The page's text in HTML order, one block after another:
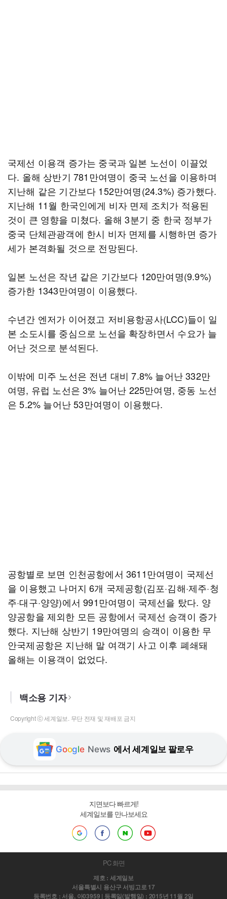
국제선 이용객 증가는 중국과 일본 노선이 이끌었
다. 올해 상반기 781만여명이 중국 노선을 이용하며
지난해 같은 기간보다 152만여명(24.3%) 증가했다.
지난해 11월 한국인에게 비자 면제 조치가 적용된
것이 큰 영향을 미쳤다. 올해 3분기 중 한국 정부가
중국 단체관광객에 한시 비자 면제를 시행하면 증가
세가 본격화될 것으로 전망된다.
일본 노선은 작년 같은 기간보다 120만여명(9.9%)
증가한 1343만여명이 이용했다.
수년간 엔저가 이어졌고 저비용항공사(LCC)들이 일
본 소도시를 중심으로 노선을 확장하면서 수요가 늘
어난 것으로 분석된다.
이밖에 미주 노선은 전년 대비 7.8% 늘어난 332만
여명, 유럽 노선은 3% 늘어난 225만여명, 중동 노선
은 5.2% 늘어난 53만여명이 이용했다.
공항별로 보면 인천공항에서 3611만여명이 국제선
을 이용했고 나머지 6개 국제공항(김포·김해·제주·청
주·대구·양양)에서 991만여명이 국제선을 탔다. 양
양공항을 제외한 모든 공항에서 국제선 승객이 증가
했다. 지난해 상반기 19만여명의 승객이 이용한 무
안국제공항은 지난해 말 여객기 사고 이후 폐쇄돼
올해는 이용객이 없었다.
백소용 기자
Copyright ⓒ 세계일보. 무단 전재 및 재배포 금지
Google News 에서 세계일보 팔로우
지면보다 빠르게!
세계일보를 만나보세요
PC 화면
제호 : 세계일보
서울특별시 용산구 서빙고로 17
등록번호 : 서울, 아03959 | 등록일(발행일) : 2015년 11월 2일